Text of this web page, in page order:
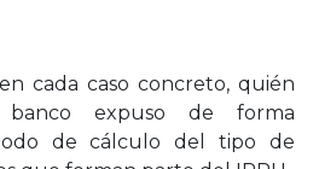
cada caso concreto, quién
expuso de forma
de cálculo del tipo de